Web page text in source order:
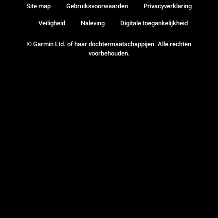
© Garmin Ltd. of haar dochtermaatschappijen. Alle rechten
voorbehouden.
Site map Gebruiksvoorwaarden Privacyverklaring
Veiligheid Naleving Digitale toegankelijkheid